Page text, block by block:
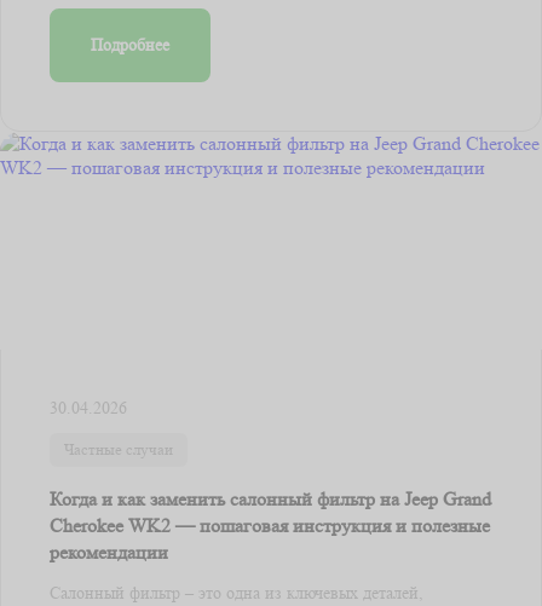
Подробнее
30.04.2026
Частные случаи
Когда и как заменить салонный фильтр на Jeep Grand
Cherokee WK2 — пошаговая инструкция и полезные
рекомендации
Салонный фильтр – это одна из ключевых деталей,